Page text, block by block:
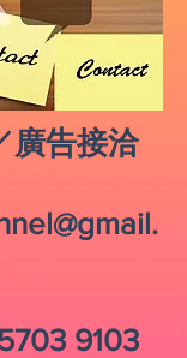
廣告接洽
9103